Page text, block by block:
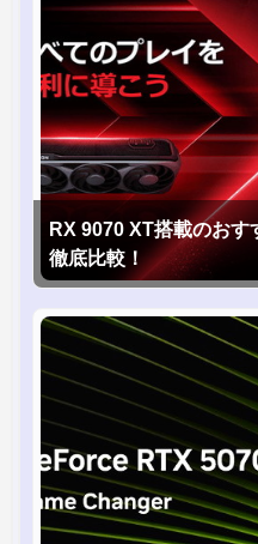
RX 9070 XT搭載のお
徹底比較！